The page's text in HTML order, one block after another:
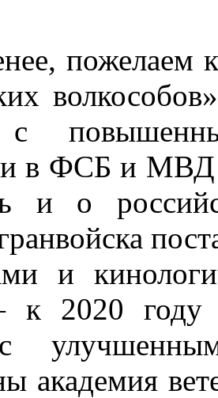
пожелаем
с
в ФСБ и МВД
и о
и
к 2020 году
академия